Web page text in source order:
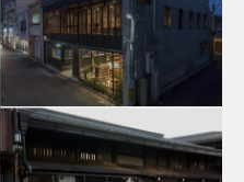
京都
Loftwork／FabCafe